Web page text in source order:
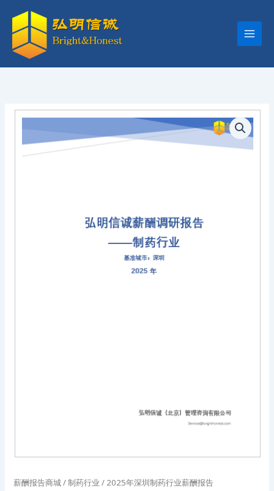
薪酬报告商城/制药行业 / 2025年深圳制药行业薪酬报告